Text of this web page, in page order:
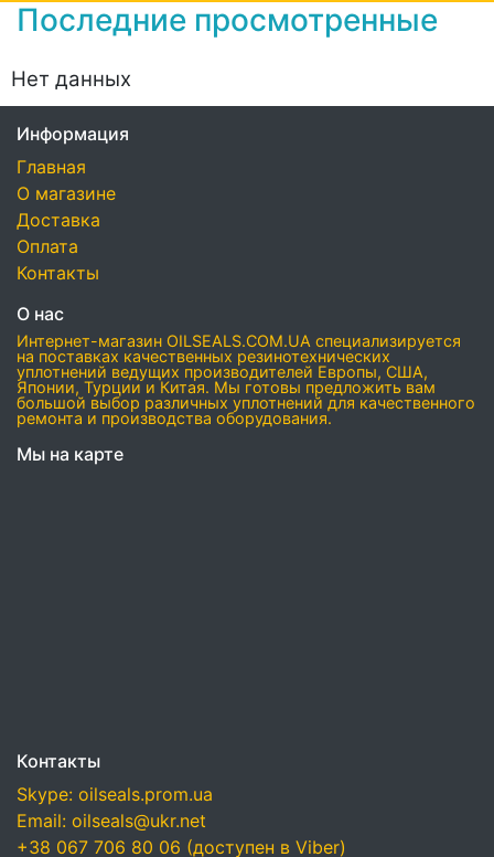
Последние просмотренные
Нет данных
Информация
Главная
О магазине
Доставка
Оплата
Контакты
О нас
Интернет-магазин OILSEALS.COM.UA специализируется
на поставках качественных резинотехнических
уплотнений ведущих производителей Европы, США,
Японии, Турции и Китая. Мы готовы предложить вам
большой выбор различных уплотнений для качественного
ремонта и производства оборудования.
Мы на карте
Контакты
Skype: oilseals.prom.ua
Email: oilseals@ukr.net
+38 067 706 80 06 (доступен в Viber)